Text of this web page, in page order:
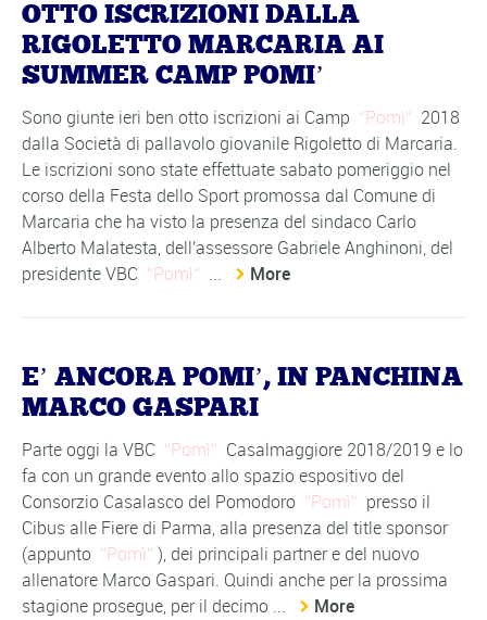
OTTO ISCRIZIONI DALLA
RIGOLETTO MARCARIA AI
SUMMER CAMP POMI’
Sono giunte ieri ben otto iscrizioni ai Camp Pomì
2018
dalla Società di pallavolo giovanile Rigoletto di Marcaria.
Le iscrizioni sono state effettuate sabato pomeriggio nel
corso della Festa dello Sport promossa dal Comune di
Marcaria che ha visto la presenza del sindaco Carlo
Alberto Malatesta, dell'assessore Gabriele Anghinoni, del
presidente VBC
Pomì ... More
E’ ANCORA POMI’, IN PANCHINA
MARCO GASPARI
Parte oggi la VBC Pomì
Casalmaggiore 2018/2019 e lo
fa con un grande evento allo spazio espositivo del
Consorzio Casalasco del Pomodoro
Pomì
presso il
Cibus alle Fiere di Parma, alla presenza del title sponsor
(appunto
Pomì ), dei principali partner e del nuovo
allenatore Marco Gaspari. Quindi anche per la prossima
stagione prosegue, per il decimo ...
More